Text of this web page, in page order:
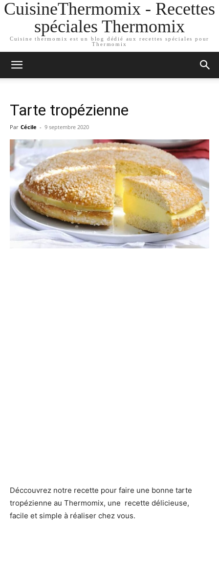
CuisineThermomix - Recettes
spéciales Thermomix
Cuisine thermomix est un blog dédié aux recettes spéciales pour
Thermomix
Tarte tropézienne
Par Cécile - 9 septembre 2020
Déccouvrez notre recette pour faire une bonne tarte
tropézienne au Thermomix, une recette délicieuse,
facile et simple à réaliser chez vous.